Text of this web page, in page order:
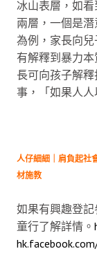
冰山表層，如
兩層，一個是
為例，家長向
有解釋到暴力
長可向孩子解
事，「如果人人
人仔細細｜肩負起社
材施教
如果有興趣登
童行了解詳情。